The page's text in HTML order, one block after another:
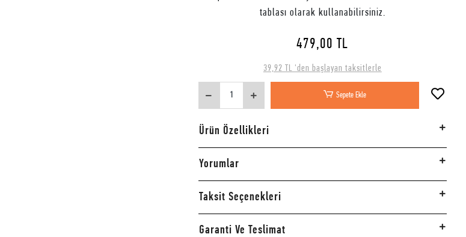
tablası olarak kullanabilirsiniz.
479,00 TL
39,92 TL 'den başlayan taksitlerle
Sepete Ekle
Ürün Özellikleri
Yorumlar
Taksit Seçenekleri
Garanti Ve Teslimat